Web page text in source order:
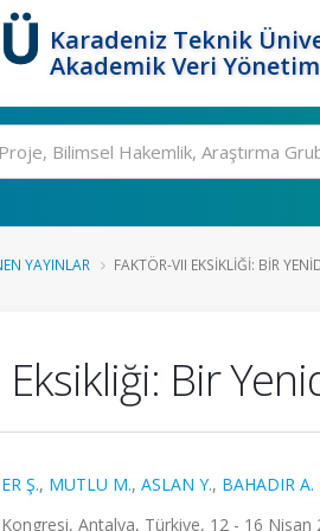
Karadeniz Teknik
Akademik Veri
YAYINLAR FAKTÖR-VII EKSIKLIĞI: BIR
Bir
Ş., MUTLU M., ASLAN Y., BAHADIR A.
Antalya, Türkiye, 12 - 16 Nisan